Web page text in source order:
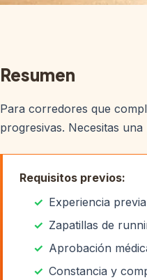
Resumen
Para corredores que
progresivas. Necesitas
Requisitos previos:
Experiencia
Zapatillas de
Aprobación
Constancia y